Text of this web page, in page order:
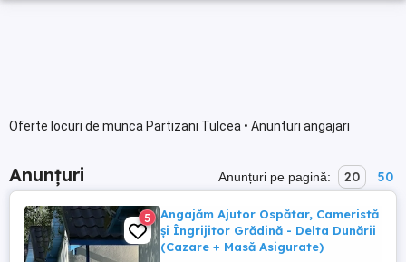
Oferte locuri de munca Partizani Tulcea • Anunturi angajari
Anunțuri Anunțuri pe pagină: 20 50
5
Angajăm Ajutor Ospătar, Cameristă
și Îngrijitor Grădină - Delta Dunării
(Cazare + Masă Asigurate)